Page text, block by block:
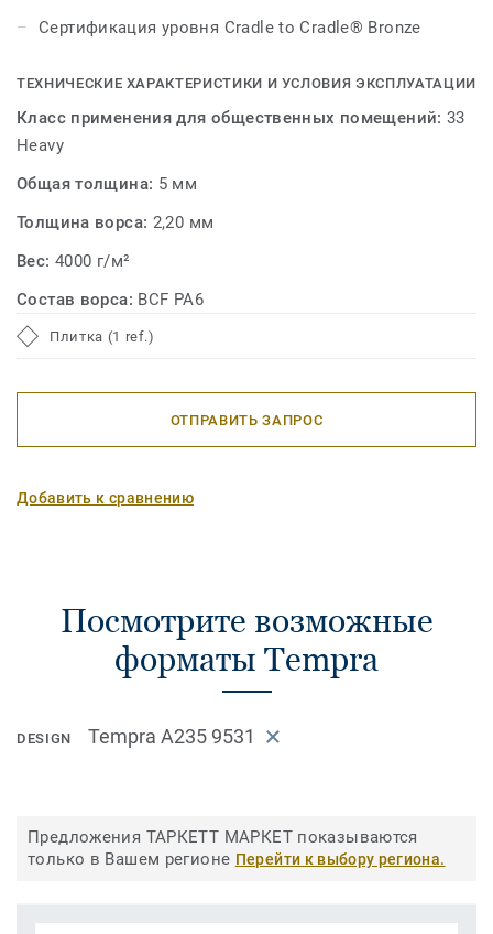
Сертификация уровня Cradle to Cradle® Bronze
ТЕХНИЧЕСКИЕ ХАРАКТЕРИСТИКИ И УСЛОВИЯ ЭКСПЛУАТАЦИИ
Класс применения для общественных помещений:33
Heavy
Общая толщина: 5 мм
Толщина ворса: 2,20 мм
Вес: 4000 г/м²
Состав ворса: BCF PA6
Плитка (1 ref.)
ОТПРАВИТЬ ЗАПРОС
Добавить к сравнению
Посмотрите возможные
форматы Tempra
DESIGN Tempra A235 9531
Предложения ТАРКЕТТ МАРКЕТ показываются
только в Вашем регионе Перейти к выбору региона.